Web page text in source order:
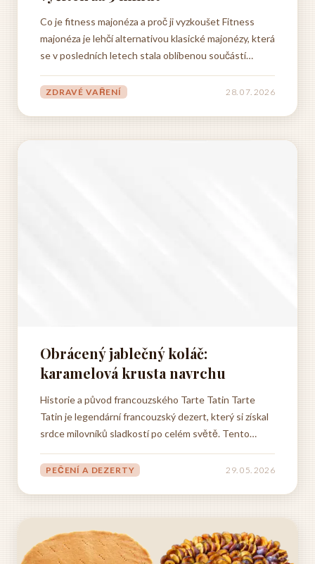
Co je fitness majonéza a proč ji vyzkoušet Fitness
majonéza je lehčí alternativou klasické majonézy, která
se v posledních letech stala oblíbenou součástí
nechtějí přicházet o chuť jídla. Na rozdíl od tradiční
ZDRAVÉ VAŘENÍ 28. 07. 2026
Obrácený jablečný koláč:
karamelová krusta navrchu
Historie a původ francouzského Tarte Tatin Tarte
Tatin je legendární francouzský dezert, který si získal
srdce milovníků sladkostí po celém světě. Tento
do konce devatenáctého století, kdy vznikl díky
PEČENÍ A DEZERTY 29. 05. 2026